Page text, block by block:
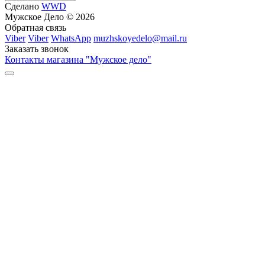
Сделано WWD
Мужское Дело © 2026
Обратная связь
Viber Viber WhatsApp muzhskoyedelo@mail.ru
Заказать звонок
Контакты магазина "Мужское дело"